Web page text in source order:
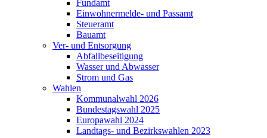
Fundamt
Einwohnermelde- und Passamt
Steueramt
Bauamt
Ver- und Entsorgung
Abfallbeseitigung
Wasser und Abwasser
Strom und Gas
Wahlen
Kommunalwahl 2026
Bundestagswahl 2025
Europawahl 2024
Landtags- und Bezirkswahlen 2023